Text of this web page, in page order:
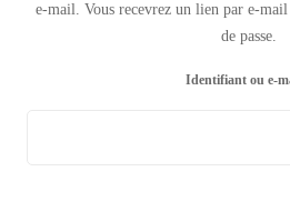
e-mail. Vous recevrez un lien par e-
de passe.
Identifiant ou e-